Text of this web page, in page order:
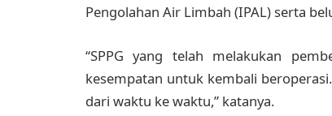
Pengolahan Air Limbah (IPAL) serta
“SPPG yang telah melakukan
kesempatan untuk kembali
dari waktu ke waktu,” katanya.